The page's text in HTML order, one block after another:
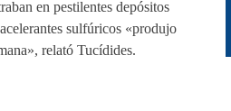
en pestilentes depósitos
sulfúricos «produjo
relató Tucídides.